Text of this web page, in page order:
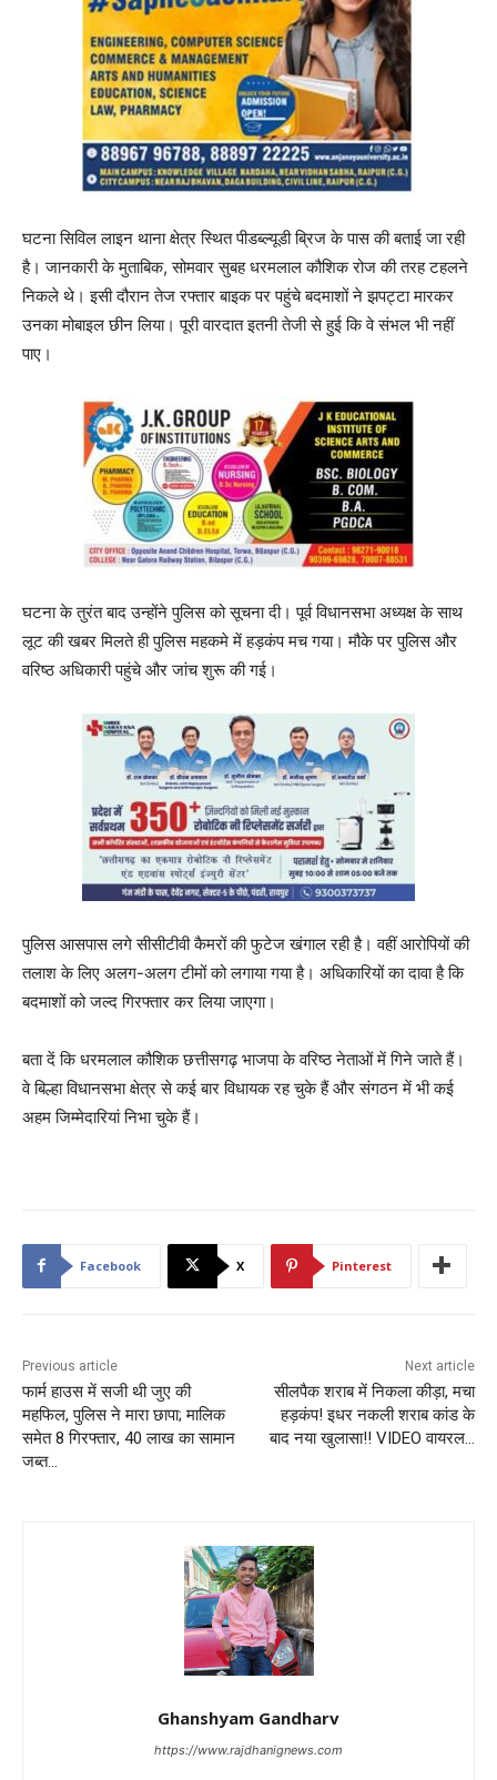
घटना सिविल लाइन थाना क्षेत्र स्थित पीडब्ल्यूडी ब्रिज के पास की बताई जा रही
है। जानकारी के मुताबिक, सोमवार सुबह धरमलाल कौशिक रोज की तरह टहलने
निकले थे। इसी दौरान तेज रफ्तार बाइक पर पहुंचे बदमाशों ने झपट्टा मारकर
उनका मोबाइल छीन लिया। पूरी वारदात इतनी तेजी से हुई कि वे संभल भी नहीं
पाए।
घटना के तुरंत बाद उन्होंने पुलिस को सूचना दी। पूर्व विधानसभा अध्यक्ष के साथ
लूट की खबर मिलते ही पुलिस महकमे में हड़कंप मच गया। मौके पर पुलिस और
वरिष्ठ अधिकारी पहुंचे और जांच शुरू की गई।
पुलिस आसपास लगे सीसीटीवी कैमरों की फुटेज खंगाल रही है। वहीं आरोपियों की
तलाश के लिए अलग-अलग टीमों को लगाया गया है। अधिकारियों का दावा है कि
बदमाशों को जल्द गिरफ्तार कर लिया जाएगा।
बता दें कि धरमलाल कौशिक छत्तीसगढ़ भाजपा के वरिष्ठ नेताओं में गिने जाते हैं।
वे बिल्हा विधानसभा क्षेत्र से कई बार विधायक रह चुके हैं और संगठन में भी कई
अहम जिम्मेदारियां निभा चुके हैं।
Facebook X Pinterest
Previous article
फार्म हाउस में सजी थी जुए की
महफिल, पुलिस ने मारा छापा; मालिक
समेत 8 गिरफ्तार, 40 लाख का सामान
जब्त…
Next article
सीलपैक शराब में निकला कीड़ा, मचा
हड़कंप! इधर नकली शराब कांड के
बाद नया खुलासा!! VIDEO वायरल…
Ghanshyam Gandharv
https://www.rajdhanignews.com